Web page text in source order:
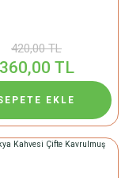
420,00 TL
360,00 TL
EKLE